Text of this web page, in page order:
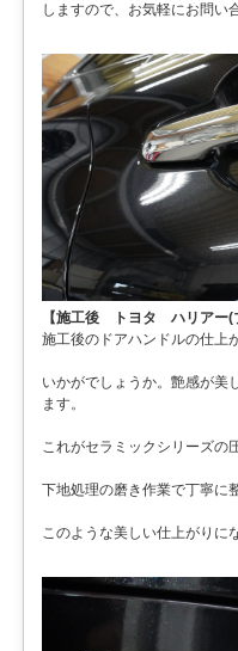
しますので、お気軽にお問い
【施工後 トヨタ ハリアー(
施工後のドアハンドルの仕上
いかがでしょうか。艶感が美
ます。
これがセラミックシリーズの
下地処理の磨き作業で丁寧に
このような美しい仕上がりに